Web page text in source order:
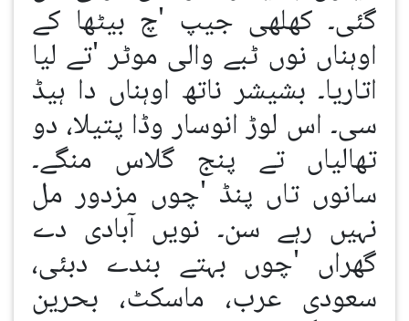
گئی۔ کھلھی جیپ 'چ بیٹھا کے
اوہناں نوں ٹبے والی موٹر 'تے لیا
اتاریا۔ بشیشر ناتھ اوہناں دا ہیڈ
سی۔ اس لوڑ انوسار وڈا پتیلا، دو
تھالیاں تے پنج گلاس منگے۔
سانوں تاں پنڈ 'چوں مزدور مل
نہیں رہے سن۔ نویں آبادی دے
گھراں 'چوں بہتے بندے دبئی،
سعودی عرب، ماسکٹ، بحرین